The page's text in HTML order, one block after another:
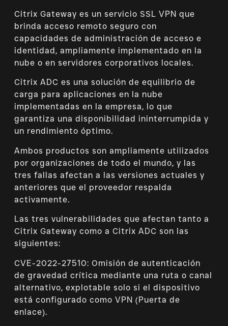
Citrix Gateway es un servicio SSL VPN que
brinda acceso remoto seguro con
capacidades de administración de acceso e
identidad, ampliamente implementado en la
nube o en servidores corporativos locales.
Citrix ADC es una solución de equilibrio de
carga para aplicaciones en la nube
implementadas en la empresa, lo que
garantiza una disponibilidad ininterrumpida y
un rendimiento óptimo.
Ambos productos son ampliamente utilizados
por organizaciones de todo el mundo, y las
tres fallas afectan a las versiones actuales y
anteriores que el proveedor respalda
activamente.
Las tres vulnerabilidades que afectan tanto a
Citrix Gateway como a Citrix ADC son las
siguientes:
CVE-2022-27510: Omisión de autenticación
de gravedad crítica mediante una ruta o canal
alternativo, explotable solo si el dispositivo
está configurado como VPN (Puerta de
enlace).